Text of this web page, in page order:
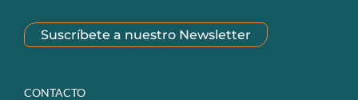
Suscríbete a nuestro Newsletter
CONTACTO